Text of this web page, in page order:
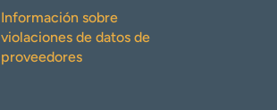
Información sobre
violaciones de datos de
proveedores